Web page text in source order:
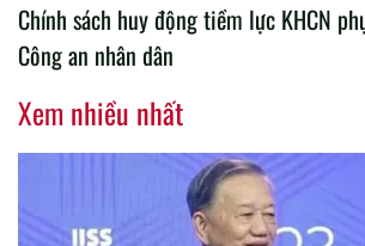
Chính sách huy động tiềm lực KHCN
Công an nhân dân
Xem nhiều nhất